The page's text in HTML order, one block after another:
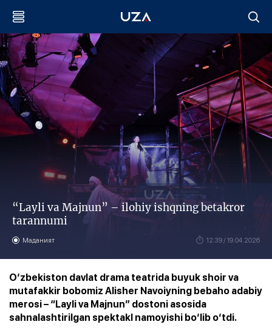
“Layli va Majnun” – ilohiy ishqning betakror
tarannumi
Маданият 12:39 / 19.04.2026
O‘zbekiston davlat drama teatrida buyuk shoir va
mutafakkir bobomiz Alisher Navoiyning bebaho adabiy
merosi – “Layli va Majnun” dostoni asosida
sahnalashtirilgan spektakl namoyishi bo‘lib o‘tdi.